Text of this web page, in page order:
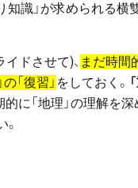
知識」が求められる
ドさせて)、 まだ時間
「復習」 をしておく。
的に「地理」の理解を